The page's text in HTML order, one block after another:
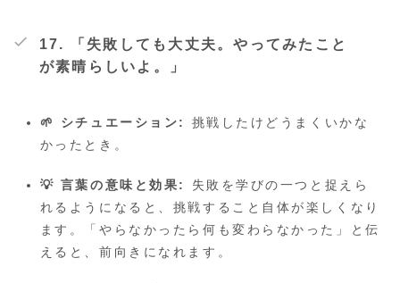
17. 「失敗しても大丈夫。やってみたこと
が素晴らしいよ。」
🌱 シチュエーション:
挑戦したけどうまくいかな
かったとき。
💡 言葉の意味と効果:
失敗を学びの一つと捉えら
れるようになると、挑戦すること自体が楽しくなり
ます。「やらなかったら何も変わらなかった」と伝
えると、前向きになれます。